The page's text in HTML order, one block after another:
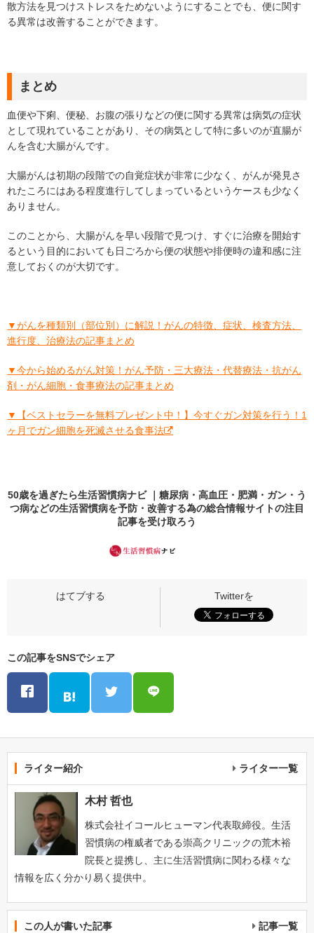
散方法を見つけストレスをためないようにすることでも、便に関す
る異常は改善することができます。
まとめ
血便や下痢、便秘、お腹の張りなどの便に関する異常は病気の症状
として現れていることがあり、その病気として特に多いのが直腸が
んを含む大腸がんです。
大腸がんは初期の段階での自覚症状が非常に少なく、がんが発見さ
れたころにはある程度進行してしまっているというケースも少なく
ありません。
このことから、大腸がんを早い段階で見つけ、すぐに治療を開始す
るという目的においても日ごろから便の状態や排便時の違和感に注
意しておくのが大切です。
▼がんを種類別（部位別）に解説！がんの特徴、症状、検査方法、
進行度、治療法の記事まとめ
▼今から始めるがん対策！がん予防・三大療法・代替療法・抗がん
剤・がん細胞・食事療法の記事まとめ
▼【ベストセラーを無料プレゼント中！】今すぐガン対策を行う！1
ヶ月でガン細胞を死滅させる食事法
50歳を過ぎたら生活習慣病ナビ ｜糖尿病・高血圧・肥満・ガン・う
つ病などの生活習慣病を予防・改善する為の総合情報サイトの注目
記事を受け取ろう
この記事をSNSでシェア
ライター紹介 ライター一覧
木村 哲也
株式会社イコールヒューマン代表取締役。生活
習慣病の権威者である崇高クリニックの荒木裕
院長と提携し、主に生活習慣病に関わる様々な
情報を広く分かり易く提供中。
この人が書いた記事 記事一覧